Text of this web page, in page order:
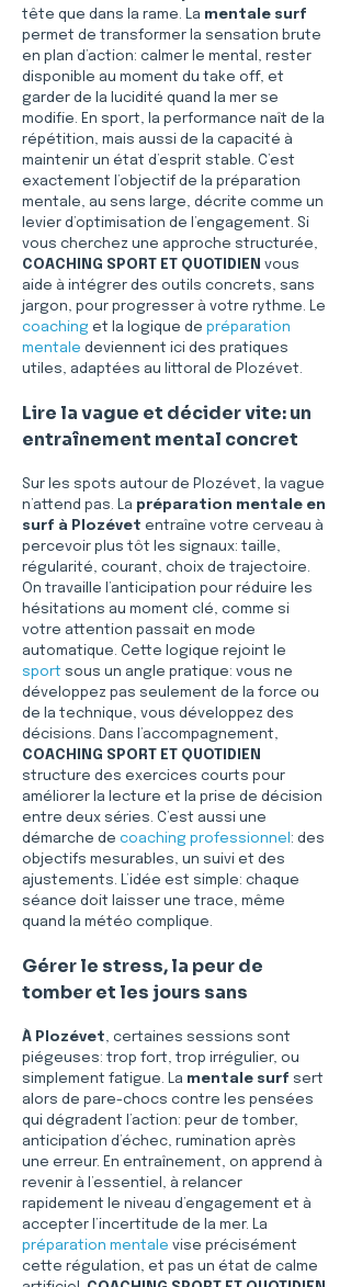
tête que dans la rame. La mentale surf
permet de transformer la sensation brute
en plan d’action: calmer le mental, rester
disponible au moment du take off, et
garder de la lucidité quand la mer se
modifie. En sport, la performance naît de la
répétition, mais aussi de la capacité à
maintenir un état d’esprit stable. C’est
exactement l’objectif de la préparation
mentale, au sens large, décrite comme un
levier d’optimisation de l’engagement. Si
vous cherchez une approche structurée,
COACHING SPORT ET QUOTIDIEN vous
aide à intégrer des outils concrets, sans
jargon, pour progresser à votre rythme. Le
coaching et la logique de préparation
mentale deviennent ici des pratiques
utiles, adaptées au littoral de Plozévet.
Lire la vague et décider vite: un
entraînement mental concret
Sur les spots autour de Plozévet, la vague
n’attend pas. La préparation mentale en
surf à Plozévet entraîne votre cerveau à
percevoir plus tôt les signaux: taille,
régularité, courant, choix de trajectoire.
On travaille l’anticipation pour réduire les
hésitations au moment clé, comme si
votre attention passait en mode
automatique. Cette logique rejoint le
sport sous un angle pratique: vous ne
développez pas seulement de la force ou
de la technique, vous développez des
décisions. Dans l’accompagnement,
COACHING SPORT ET QUOTIDIEN
structure des exercices courts pour
améliorer la lecture et la prise de décision
entre deux séries. C’est aussi une
démarche de coaching professionnel : des
objectifs mesurables, un suivi et des
ajustements. L’idée est simple: chaque
séance doit laisser une trace, même
quand la météo complique.
Gérer le stress, la peur de
tomber et les jours sans
À Plozévet, certaines sessions sont
piégeuses: trop fort, trop irrégulier, ou
simplement fatigue. La mentale surf sert
alors de pare-chocs contre les pensées
qui dégradent l’action: peur de tomber,
anticipation d’échec, rumination après
une erreur. En entraînement, on apprend à
revenir à l’essentiel, à relancer
rapidement le niveau d’engagement et à
accepter l’incertitude de la mer. La
préparation mentale vise précisément
cette régulation, et pas un état de calme